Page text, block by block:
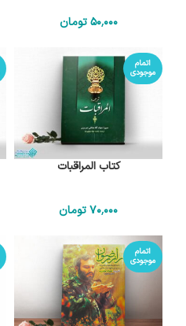
50٬000 تومان
اتمام
موجودی
کتاب المراقبات
70٬000تومان
اتمام
موجودی